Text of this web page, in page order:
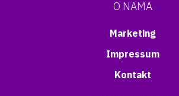
O NAMA
Marketing
Impressum
Kontakt